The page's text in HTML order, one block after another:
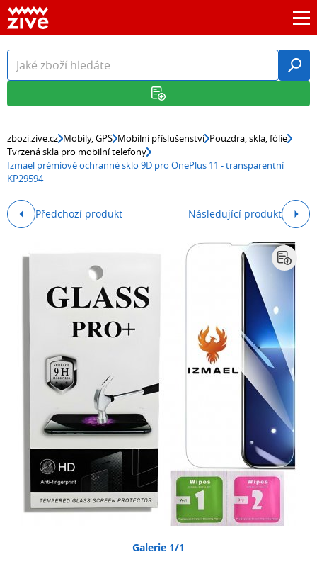
zbozi.zive.cz Mobily, GPS Mobilní příslušenství Pouzdra, skla, fólie
Tvrzená skla pro mobilní telefony
Izmael prémiové ochranné sklo 9D pro OnePlus 11 - transparentní
KP29594
Předchozí produkt Následující produkt
Galerie 1/1